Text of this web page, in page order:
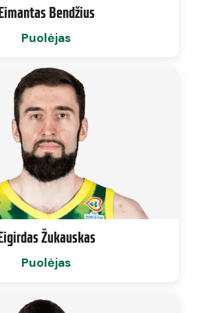
Bendžius
Puolėjas
Žukauskas
Puolėjas